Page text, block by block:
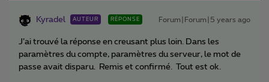
Kyradel AUTEUR RÉPONSE Forum|Forum|5 years ago
J’ai trouvé la réponse en creusant plus loin. Dans les
paramètres du compte, paramètres du serveur, le mot de
passe avait disparu. Remis et confirmé. Tout est ok.